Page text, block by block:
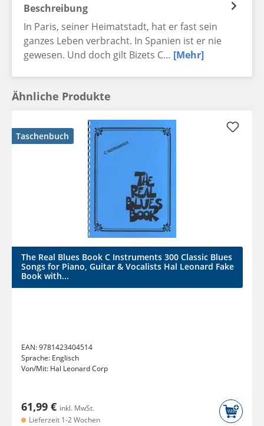
Beschreibung
In Paris, seiner Heimatstadt, hat er fast sein
ganzes Leben verbracht. In Spanien ist er nie
gewesen. Und doch gilt Bizets C… [Mehr]
Ähnliche Produkte
Taschenbuch
The Real Blues Book C Instruments 300 Classic Blues
Songs for Piano, Guitar & Vocalists Hal Leonard Fake
Book with...
EAN:9781423404514
Sprache: Englisch
Von/Mit: Hal Leonard Corp
61,99 € inkl. MwSt.
Lieferzeit 1-2 Wochen